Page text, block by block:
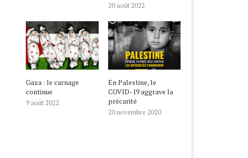
20 août 2022
Gaza : le carnage
continue
9 août 2022
En Palestine, le
COVID-19 aggrave la
précarité
20 novembre 2020